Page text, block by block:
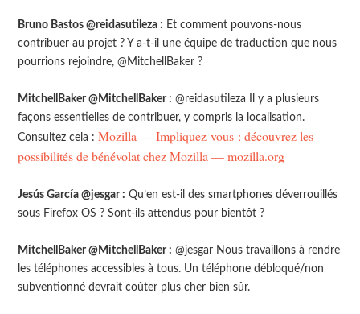
Bruno Bastos @reidasutileza : Et comment pouvons-nous
contribuer au projet ? Y a-t-il une équipe de traduction que nous
pourrions rejoindre, @MitchellBaker ?
MitchellBaker @MitchellBaker : @reidasutileza Il y a plusieurs
façons essentielles de contribuer, y compris la localisation.
Consultez cela :Mozilla — Impliquez-vous : découvrez les
possibilités de bénévolat chez Mozilla — mozilla.org
Jesús García @jesgar : Qu’en est-il des smartphones déverrouillés
sous Firefox OS ? Sont-ils attendus pour bientôt ?
MitchellBaker @MitchellBaker : @jesgar Nous travaillons à rendre
les téléphones accessibles à tous. Un téléphone débloqué/non
subventionné devrait coûter plus cher bien sûr.